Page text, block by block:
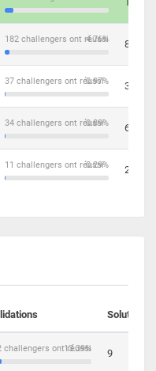
4.76%
182 challengers ont réussi 8
0.97%
37 challengers ont réussi 3
0.89%
34 challengers ont réussi 6
0.29%
11 challengers ont réussi 2
Solutions
13.39%
challengers ont réussi 9